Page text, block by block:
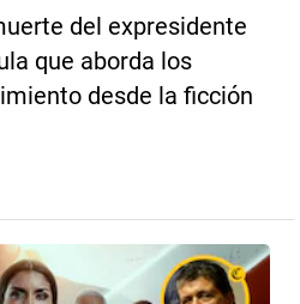
del expresidente
que aborda los
desde la ficción